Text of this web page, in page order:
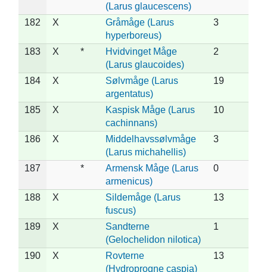
(Larus glaucescens)
182 X
Gråmåge (Larus
hyperboreus)
3
183 X *
Hvidvinget Måge
(Larus glaucoides)
2
184 X
Sølvmåge (Larus
argentatus)
19
185 X
Kaspisk Måge (Larus
cachinnans)
10
186 X
Middelhavssølvmåge
(Larus michahellis)
3
187 *
Armensk Måge (Larus
armenicus)
0
188 X
Sildemåge (Larus
fuscus)
13
189 X
Sandterne
(Gelochelidon nilotica)
1
190 X
Rovterne
(Hydroprogne caspia)
13